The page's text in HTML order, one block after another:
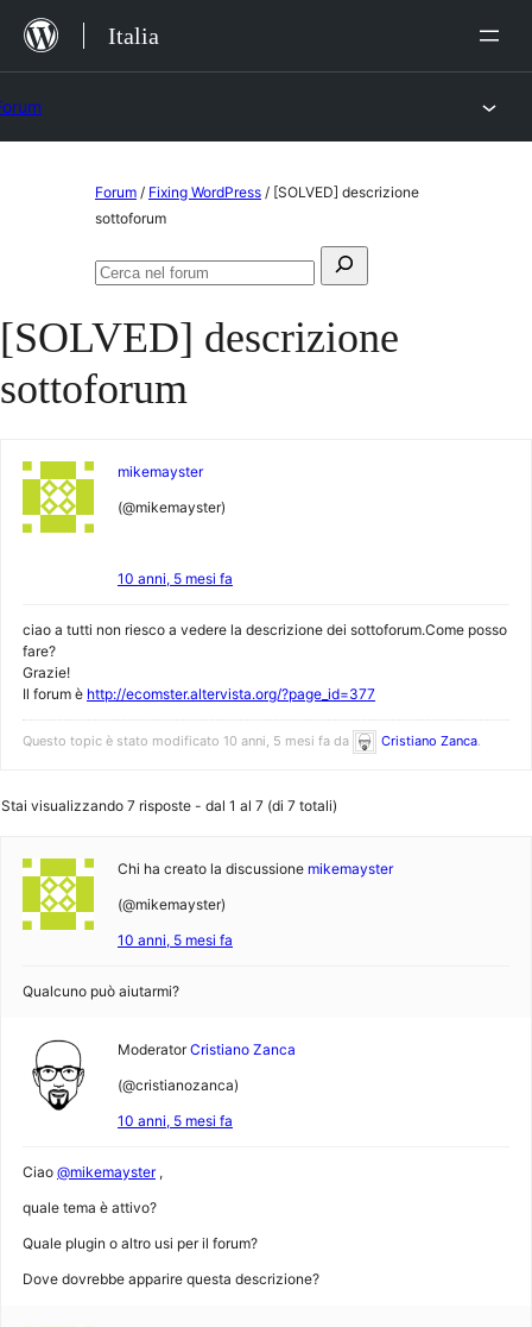
Salta
Italia
Forum / Fixing WordPress / [SOLVED] descrizione
sottoforum
Cerca:
Cerca
[SOLVED] descrizione
sottoforum
mikemayster
(@mikemayster)
10 anni, 5 mesi fa
ciao a tutti non riesco a vedere la descrizione dei sottoforum.Come posso
fare?
Grazie!
Il forum è http://ecomster.altervista.org/?page_id=377
Questo topic è stato modificato 10 anni, 5 mesi fa da Cristiano Zanca.
Stai visualizzando 7 risposte - dal 1 al 7 (di 7 totali)
Chi ha creato la discussione mikemayster
(@mikemayster)
10 anni, 5 mesi fa
Qualcuno può aiutarmi?
Moderator Cristiano Zanca
(@cristianozanca)
10 anni, 5 mesi fa
Ciao @mikemayster,
quale tema è attivo?
Quale plugin o altro usi per il forum?
Dove dovrebbe apparire questa descrizione?